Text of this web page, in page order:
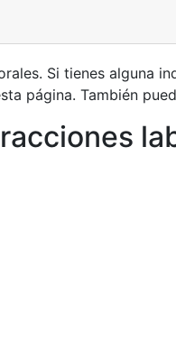
Si tienes alguna
página. También